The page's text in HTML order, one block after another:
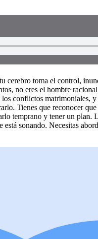
cerebro toma el control,
no eres el hombre
conflictos matrimoniales,
Tienes que reconocer
temprano y tener un plan.
sonando. Necesitas